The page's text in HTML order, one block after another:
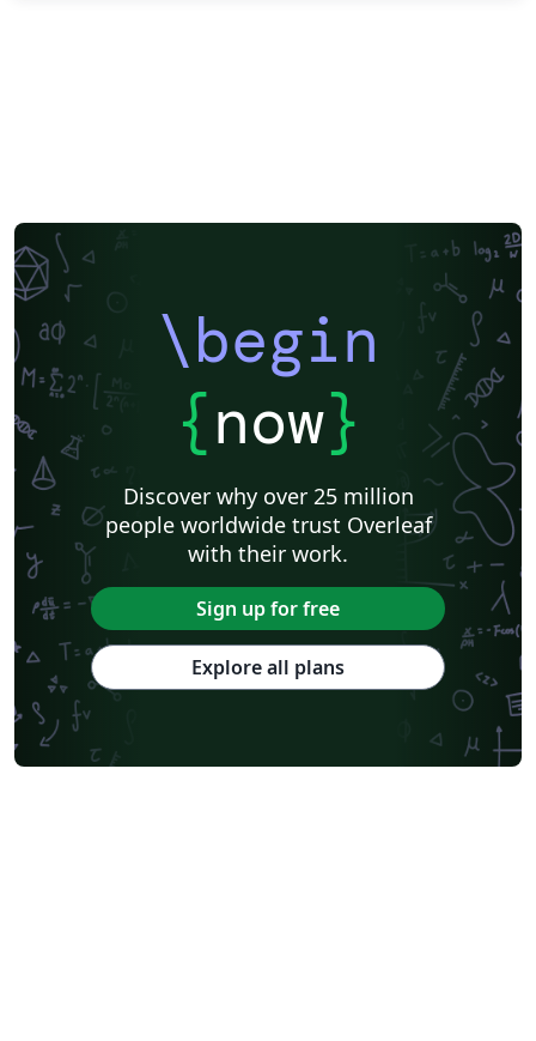
\begin
{now}
Discover why over 25 million
people worldwide trust Overleaf
with their work.
Sign up for free
Explore all plans